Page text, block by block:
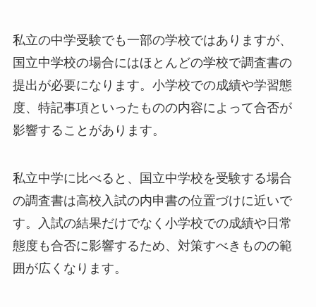
私立の中学受験でも一部の学校ではありますが、
国立中学校の場合にはほとんどの学校で調査書の
提出が必要になります。小学校での成績や学習態
度、特記事項といったものの内容によって合否が
影響することがあります。
私立中学に比べると、国立中学校を受験する場合
の調査書は高校入試の内申書の位置づけに近いで
す。入試の結果だけでなく小学校での成績や日常
態度も合否に影響するため、対策すべきものの範
囲が広くなります。